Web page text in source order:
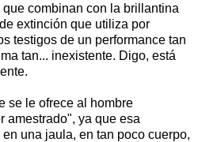
combinan con la brillantina
extinción que utiliza por
testigos de un performance tan
tan... inexistente. Digo, está
se le ofrece al hombre
amestrado", ya que esa
una jaula, en tan poco cuerpo,